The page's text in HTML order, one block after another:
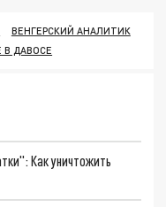
ВЕНГЕРСКИЙ АНАЛИТИК
ДАВОСЕ
Как уничтожить